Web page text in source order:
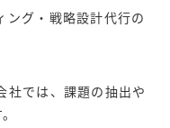
ング・戦略設計代行の
では、 課題の抽出や